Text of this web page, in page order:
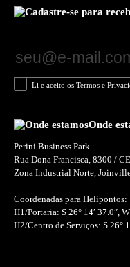
Li e aceito os Termos e
Onde
Perini Business Park
Rua Dona Francisca, 8300 /
Zona Industrial Norte,
Coordenadas para Helipontos:
H1/Portaria: S 26° 14′ 37.0″,
H2/Centro de Serviços: S 26°